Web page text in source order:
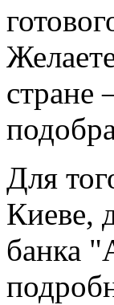
стране
Для
Киеве,
банка